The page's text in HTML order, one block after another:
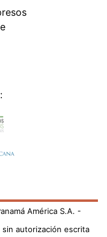
América S.A. -
autorización escrita